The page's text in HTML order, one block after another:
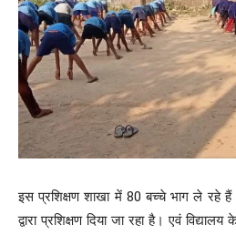
इस प्रशिक्षण शाखा में 80 बच्चे भाग ले रहे
द्वारा प्रशिक्षण दिया जा रहा है। एवं